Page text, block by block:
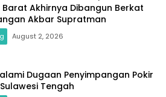
Barat Akhirnya Dibangun Berkat
Akbar Supratman
August 2, 2026
Dugaan Penyimpangan Pokir
Sulawesi Tengah